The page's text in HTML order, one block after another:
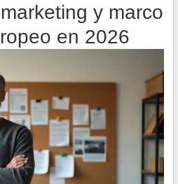
y marco
en 2026